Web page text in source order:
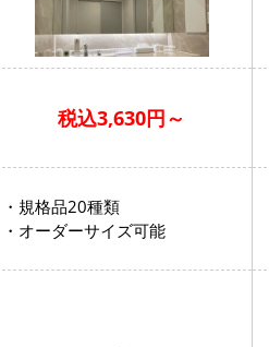
税込3,630円～
・規格品20種類
・オーダーサイズ可能